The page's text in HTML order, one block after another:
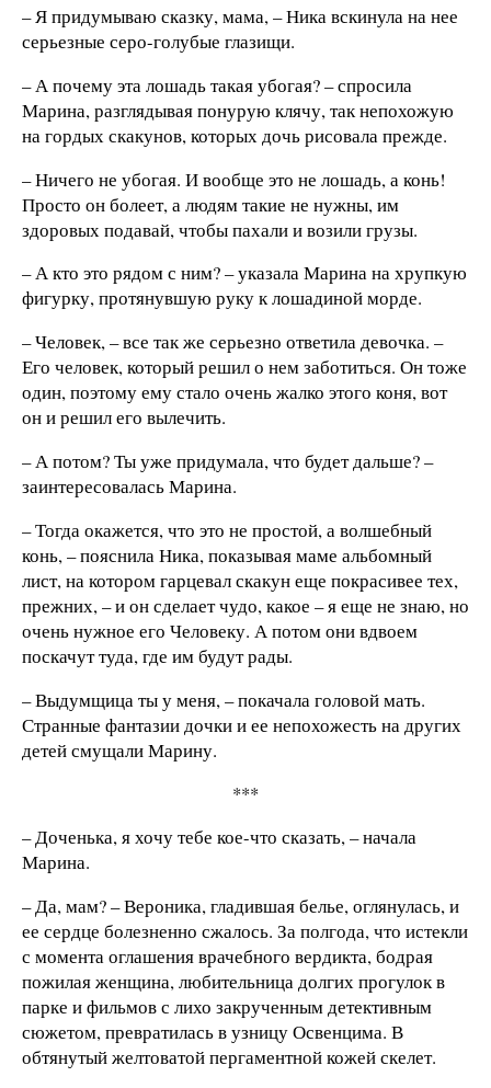
– Я придумываю сказку, мама, – Ника вскинула на нее
серьезные серо-голубые глазищи.
– А почему эта лошадь такая убогая? – спросила
Марина, разглядывая понурую клячу, так непохожую
на гордых скакунов, которых дочь рисовала прежде.
– Ничего не убогая. И вообще это не лошадь, а конь!
Просто он болеет, а людям такие не нужны, им
здоровых подавай, чтобы пахали и возили грузы.
– А кто это рядом с ним? – указала Марина на хрупкую
фигурку, протянувшую руку к лошадиной морде.
– Человек, – все так же серьезно ответила девочка. –
Его человек, который решил о нем заботиться. Он тоже
один, поэтому ему стало очень жалко этого коня, вот
он и решил его вылечить.
– А потом? Ты уже придумала, что будет дальше? –
заинтересовалась Марина.
– Тогда окажется, что это не простой, а волшебный
конь, – пояснила Ника, показывая маме альбомный
лист, на котором гарцевал скакун еще покрасивее тех,
прежних, – и он сделает чудо, какое – я еще не знаю, но
очень нужное его Человеку. А потом они вдвоем
поскачут туда, где им будут рады.
– Выдумщица ты у меня, – покачала головой мать.
Странные фантазии дочки и ее непохожесть на других
детей смущали Марину.
***
– Доченька, я хочу тебе кое-что сказать, – начала
Марина.
– Да, мам? – Вероника, гладившая белье, оглянулась, и
ее сердце болезненно сжалось. За полгода, что истекли
с момента оглашения врачебного вердикта, бодрая
пожилая женщина, любительница долгих прогулок в
парке и фильмов с лихо закрученным детективным
сюжетом, превратилась в узницу Освенцима. В
обтянутый желтоватой пергаментной кожей скелет.